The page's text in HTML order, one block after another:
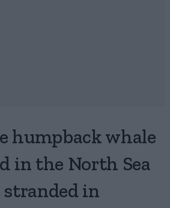
humpback whale
in the North Sea
stranded in